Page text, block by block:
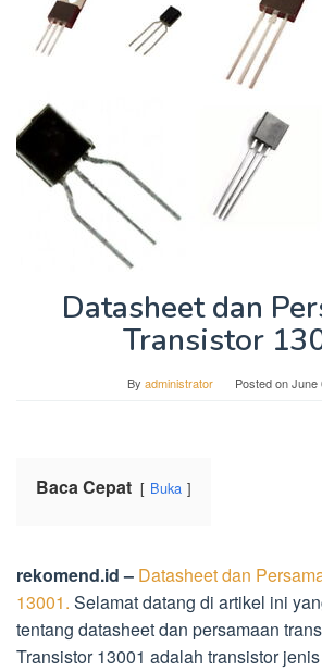
Datasheet dan
Transistor
By administrator Posted onJune
Baca Cepat Buka
rekomend.id – Datasheet dan
13001. Selamat datang di artikel ini
tentang datasheet dan persamaan
Transistor 13001 adalah transistor